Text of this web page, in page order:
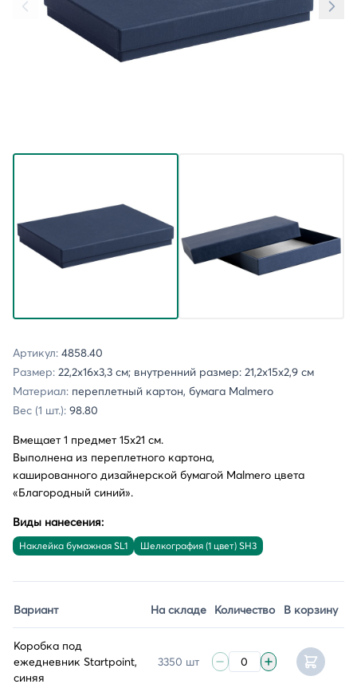
Артикул: 4858.40
Размер: 22,2х16х3,3 см; внутренний размер: 21,2х15х2,9 см
Материал: переплетный картон, бумага Malmero
Вес (1 шт.): 98.80
Вмещает 1 предмет 15х21 см.
Выполнена из переплетного картона,
кашированного дизайнерской бумагой Malmero цвета
«Благородный синий».
Виды нанесения:
Наклейка бумажная SL1 Шелкография (1 цвет) SH3
Вариант На складе Количество В корзину
Коробка под
ежедневник Startpoint,
синяя
3350 шт